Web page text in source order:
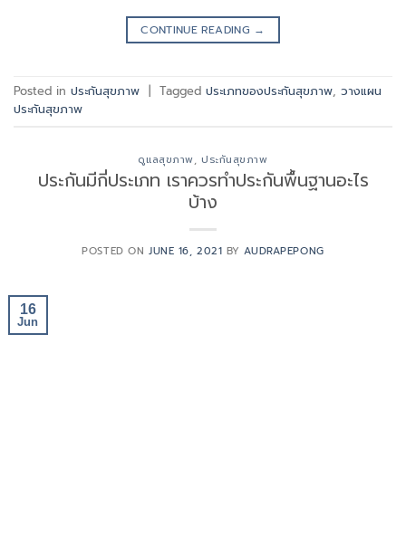
CONTINUE READING →
Posted in ประกันสุขภาพ Tagged ประเภทของประกันสุขภาพ, วางแผน
ประกันสุขภาพ
ดูแลสุขภาพ, ประกันสุขภาพ
ประกันมีกี่ประเภท เราควรทำประกันพื้นฐานอะไร
บ้าง
POSTED ON JUNE 16, 2021 BYAUDRAPEPONG
16
Jun